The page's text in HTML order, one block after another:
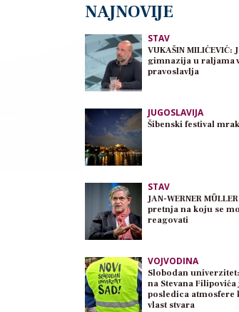
NAJNOVIJE
STAV
VUKAŠIN MILIĆEVIĆ:
gimnazija u raljama
pravoslavlja
JUGOSLAVIJA
Šibenski festival
STAV
JAN-WERNER
pretnja na koju se
reagovati
VOJVODINA
Slobodan
na Stevana Filipovića
posledica atmosfere
vlast stvara